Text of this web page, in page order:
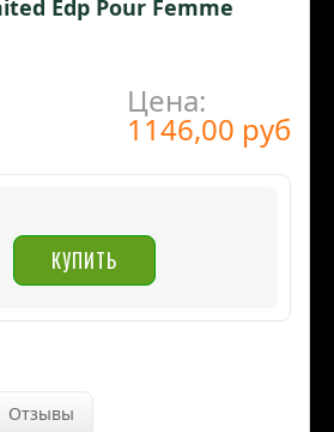
Edp Pour Femme
Цена:
1146,00 руб
Отзывы